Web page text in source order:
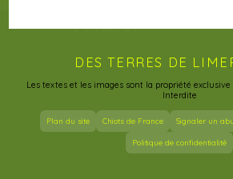
DES TERRES DE
Les textes et les images sont la propriété
Interdite
Plan du site Chiots de France Signaler un
Politique de confidentialité